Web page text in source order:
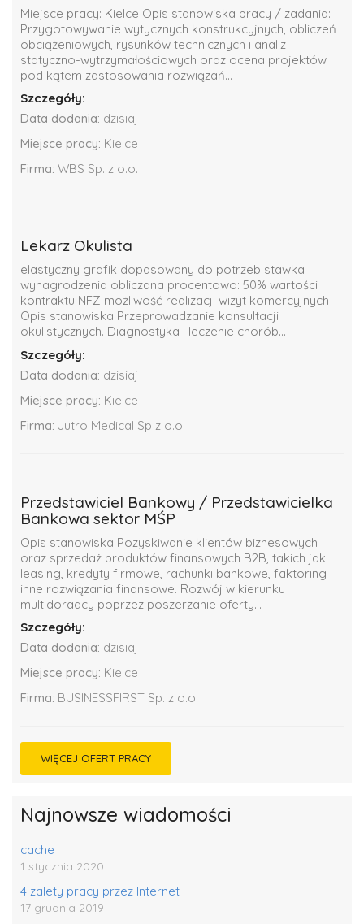
Miejsce pracy: Kielce Opis stanowiska pracy / zadania:
Przygotowywanie wytycznych konstrukcyjnych, obliczeń
obciążeniowych, rysunków technicznych i analiz
statyczno-wytrzymałościowych oraz ocena projektów
pod kątem zastosowania rozwiązań...
Szczegóły:
Data dodania: dzisiaj
Miejsce pracy: Kielce
Firma: WBS Sp. z o.o.
Lekarz Okulista
elastyczny grafik dopasowany do potrzeb stawka
wynagrodzenia obliczana procentowo: 50% wartości
kontraktu NFZ możliwość realizacji wizyt komercyjnych
Opis stanowiska Przeprowadzanie konsultacji
okulistycznych. Diagnostyka i leczenie chorób...
Szczegóły:
Data dodania: dzisiaj
Miejsce pracy: Kielce
Firma: Jutro Medical Sp z o.o.
Przedstawiciel Bankowy / Przedstawicielka
Bankowa sektor MŚP
Opis stanowiska Pozyskiwanie klientów biznesowych
oraz sprzedaż produktów finansowych B2B, takich jak
leasing, kredyty firmowe, rachunki bankowe, faktoring i
inne rozwiązania finansowe. Rozwój w kierunku
multidoradcy poprzez poszerzanie oferty...
Szczegóły:
Data dodania: dzisiaj
Miejsce pracy: Kielce
Firma: BUSINESSFIRST Sp. z o.o.
WIĘCEJ OFERT PRACY
Najnowsze wiadomości
cache
1 stycznia 2020
4 zalety pracy przez Internet
17 grudnia 2019